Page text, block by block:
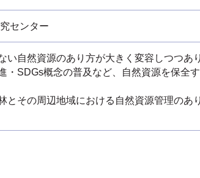
センター
い自然資源のあり方が大きく変容しつつあ
・SDGs概念の普及など、自然資源を保全
その周辺地域における自然資源管理のあ